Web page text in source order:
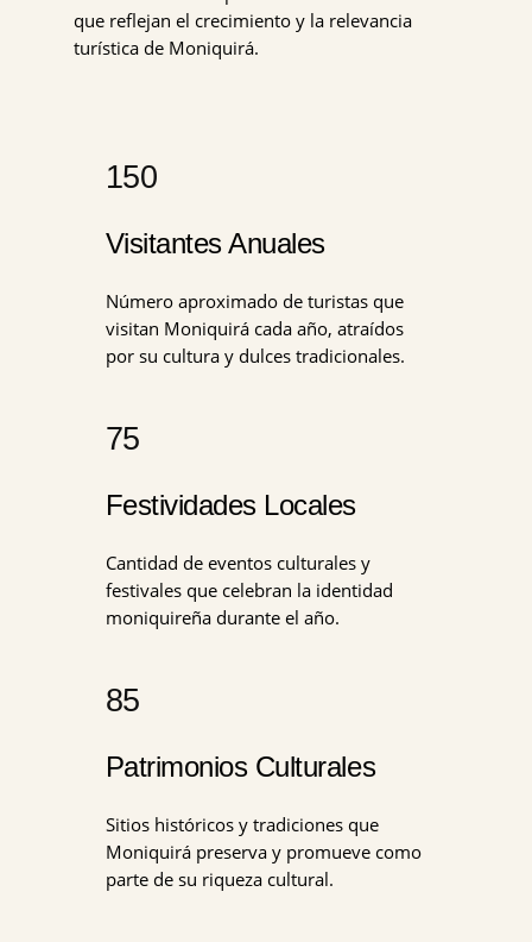
que reflejan el crecimiento y la relevancia
turística de Moniquirá.
150
Visitantes Anuales
Número aproximado de turistas que
visitan Moniquirá cada año, atraídos
por su cultura y dulces tradicionales.
75
Festividades Locales
Cantidad de eventos culturales y
festivales que celebran la identidad
moniquireña durante el año.
85
Patrimonios Culturales
Sitios históricos y tradiciones que
Moniquirá preserva y promueve como
parte de su riqueza cultural.